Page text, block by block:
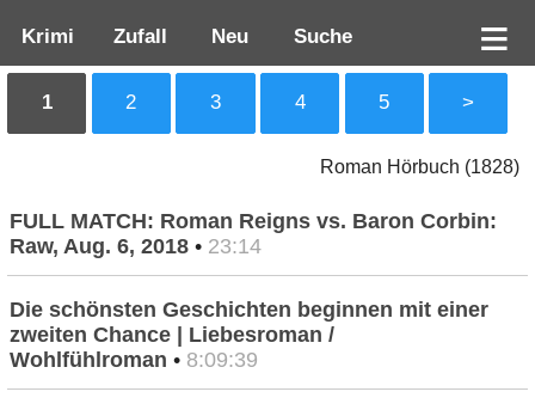
Krimi Zufall Neu Suche
1 2 3 4 5 >
Roman Hörbuch (1828)
FULL MATCH: Roman Reigns vs. Baron Corbin:
Raw, Aug. 6, 2018 • 23:14
Die schönsten Geschichten beginnen mit einer
zweiten Chance | Liebesroman /
Wohlfühlroman • 8:09:39